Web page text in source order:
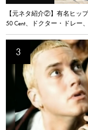
【元ネタ紹介②】有名ヒッ
50 Cent、ドクター・ドレー